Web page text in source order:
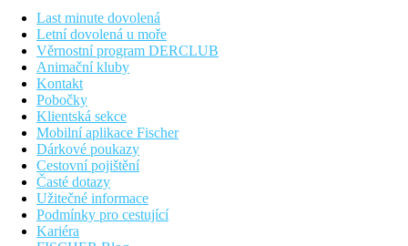
Bez stravování
Vzdálenosti
45 km
Vzdálenost od nejbližšího letiště
Pláž
Plážová dovolená
Bazény
Last minute dovolená
Letní dovolená u moře
Věrnostní program DERCLUB
Animační kluby
Kontakt
Pobočky
Klientská sekce
Mobilní aplikace Fischer
Dárkové poukazy
Cestovní pojištění
Časté dotazy
Užitečné informace
Podmínky pro cestující
Kariéra